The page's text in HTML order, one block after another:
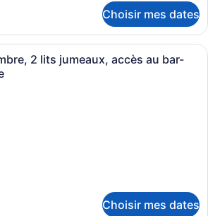
Choisir mes dates
Une chambre d’hôtel avec deux
2 lits jumeaux, accès au bar-
Choisir mes dates